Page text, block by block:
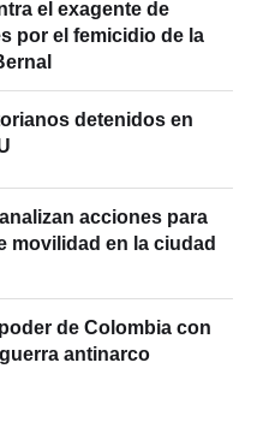
el exagente de
por el femicidio de la
detenidos en
acciones para
movilidad en la ciudad
de Colombia con